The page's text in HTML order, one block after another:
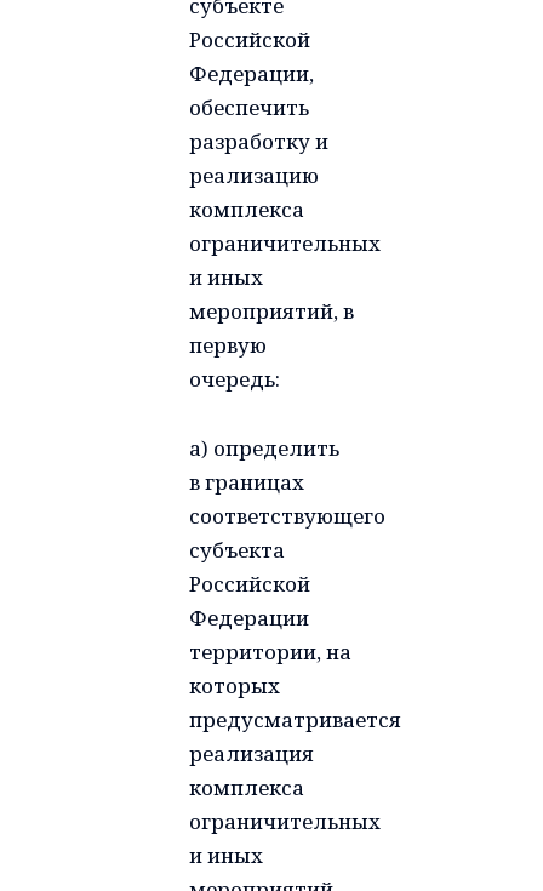
Российской
Федерации,
обеспечить
разработку и
реализацию
комплекса
ограничительных
и иных
мероприятий, в
первую
очередь:
а) определить
в границах
соответствующего
субъекта
Российской
Федерации
территории, на
которых
предусматривается
реализация
комплекса
ограничительных
и иных